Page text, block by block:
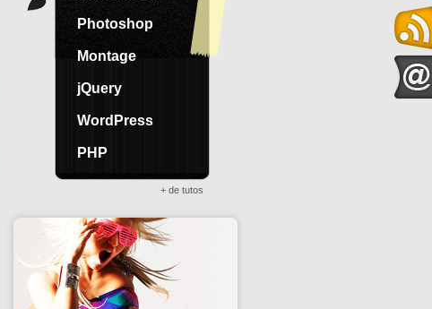
Photoshop
Montage
jQuery
WordPress
PHP
+ de tutos